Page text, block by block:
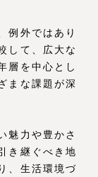
例外ではあり
して、広大な
層を中心とし
まな課題が深
魅力や豊かさ
き継ぐべき地
、生活環境づ